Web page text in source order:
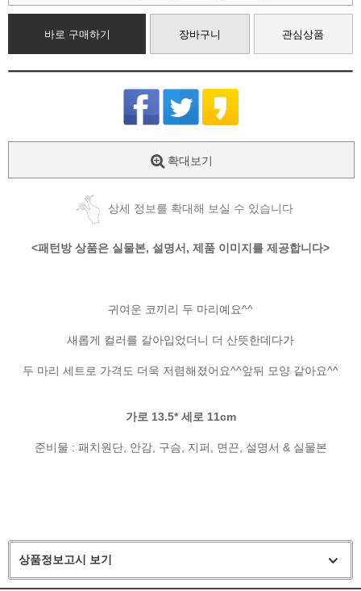
바로 구매하기 장바구니 관심상품
확대보기
상세 정보를 확대해 보실 수 있습니다
<패턴방 상품은 실물본, 설명서, 제품 이미지를 제공합니다>
귀여운 코끼리 두 마리예요^^
새롭게 컬러를 갈아입었더니 더 산뜻한데다가
두 마리 세트로 가격도 더욱 저렴해졌어요^^앞뒤 모양 같아요^^
가로 13.5* 세로 11cm
준비물 : 패치원단, 안감, 구슴, 지퍼, 면끈, 설명서 & 실물본
상품정보고시 보기